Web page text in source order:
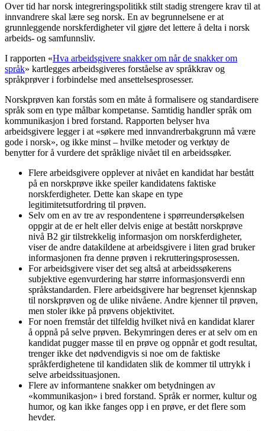
Over tid har norsk integreringspolitikk stilt stadig strengere krav til at
innvandrere skal lære seg norsk. En av begrunnelsene er at
grunnleggende norskferdigheter vil gjøre det lettere å delta i norsk
arbeids- og samfunnsliv.
I rapporten «Hva arbeidsgivere snakker om når de snakker om
språk» kartlegges arbeidsgiveres forståelse av språkkrav og
språkprøver i forbindelse med ansettelsesprosesser.
Norskprøven kan forstås som en måte å formalisere og standardisere
språk som en type målbar kompetanse. Samtidig handler språk om
kommunikasjon i bred forstand. Rapporten belyser hva
arbeidsgivere legger i at «søkere med innvandrerbakgrunn må være
gode i norsk», og ikke minst – hvilke metoder og verktøy de
benytter for å vurdere det språklige nivået til en arbeidssøker.
Flere arbeidsgivere opplever at nivået en kandidat har bestått
på en norskprøve ikke speiler kandidatens faktiske
norskferdigheter. Dette kan skape en type
legitimitetsutfordring til prøven.
Selv om en av tre av respondentene i spørreundersøkelsen
oppgir at de er helt eller delvis enige at bestått norskprøve
nivå B2 gir tilstrekkelig informasjon om norskferdigheter,
viser de andre datakildene at arbeidsgivere i liten grad bruker
informasjonen fra denne prøven i rekrutteringsprosessen.
For arbeidsgivere viser det seg altså at arbeidssøkerens
subjektive egenvurdering har større informasjonsverdi enn
språkstandarden. Flere arbeidsgivere har begrenset kjennskap
til norskprøven og de ulike nivåene. Andre kjenner til prøven,
men stoler ikke på prøvens objektivitet.
For noen fremstår det tilfeldig hvilket nivå en kandidat klarer
å oppnå på selve prøven. Bekymringen deres er at selv om en
kandidat pugger masse til en prøve og oppnår et godt resultat,
trenger ikke det nødvendigvis si noe om de faktiske
språkferdighetene til kandidaten slik de kommer til uttrykk i
selve arbeidssituasjonen.
Flere av informantene snakker om betydningen av
«kommunikasjon» i bred forstand. Språk er normer, kultur og
humor, og kan ikke fanges opp i en prøve, er det flere som
hevder.